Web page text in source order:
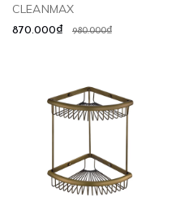
CLEANMAX
870.000₫ 980.000₫